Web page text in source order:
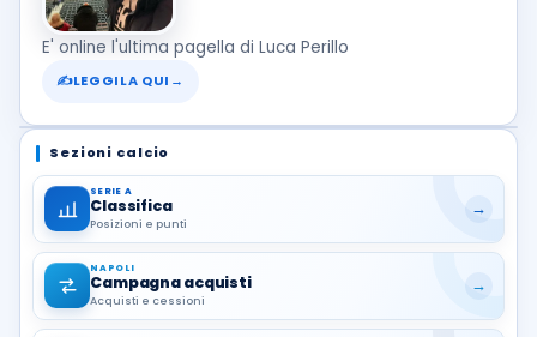
E' online l'ultima pagella di Luca Perillo
✍LEGGILA QUI →
Sezioni calcio
SERIE A
Classifica
Posizioni e punti
→
NAPOLI
Campagna acquisti
Acquisti e cessioni
→